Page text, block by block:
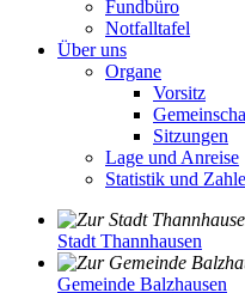
Fundbüro
Notfalltafel
Über uns
Organe
Vorsitz
Sitzungen
Lage und Anreise
Statistik und
Stadt Thannhausen
Gemeinde Balzhausen